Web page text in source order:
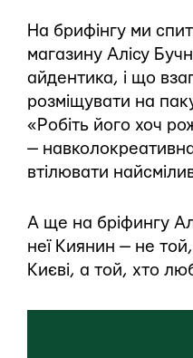
На брифінгу ми
магазину Алісу
айдентика, і що
розміщувати на
«Робіть його хоч
—
втілювати
А ще на бріфингу
неї Киянин — не
Києві, а той, хто